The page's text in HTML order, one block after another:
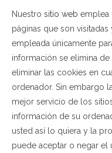
Nuestro sitio web emplea
páginas que son
empleada únicamente
información se elimina
eliminar las cookies en
ordenador. Sin embargo
mejor servicio de los
información de su
usted así lo quiera y la
puede aceptar o negar el